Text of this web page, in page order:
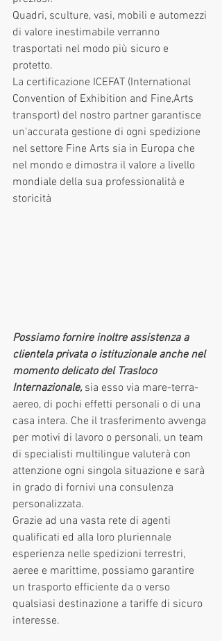
Quadri, sculture, vasi, mobili e automezzi
di valore inestimabile verranno
trasportati nel modo più sicuro e
protetto.
La certificazione ICEFAT (International
Convention of Exhibition and Fine,Arts
transport) del nostro partner garantisce
un'accurata gestione di ogni spedizione
nel settore Fine Arts sia in Europa che
nel mondo e dimostra il valore a livello
mondiale della sua professionalità e
storicità
Possiamo fornire inoltre assistenza a
clientela privata o istituzionale anche nel
momento delicato del Trasloco
Internazionale, sia esso via mare-terra-
aereo, di pochi effetti personali o di una
casa intera. Che il trasferimento avvenga
per motivi di lavoro o personali, un team
di specialisti multilingue valuterà con
attenzione ogni singola situazione e sarà
in grado di fornivi una consulenza
personalizzata.
Grazie ad una vasta rete di agenti
qualificati ed alla loro pluriennale
esperienza nelle spedizioni terrestri,
aeree e marittime, possiamo garantire
un trasporto efficiente da o verso
qualsiasi destinazione a tariffe di sicuro
interesse.